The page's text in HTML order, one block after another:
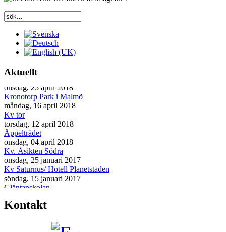
Aktuellt
Kv Saturnus i Lund
Kronotorp Park i Malmö
måndag, 16 april 2018
Kv tor
torsdag, 12 april 2018
Äppelträdet
onsdag, 04 april 2018
Kv. Åsikten Södra
onsdag, 25 januari 2017
Kv Saturnus/ Hotell Planetstaden
söndag, 15 januari 2017
Gläntanskolan
Ljungfälleskolan
Kontakt